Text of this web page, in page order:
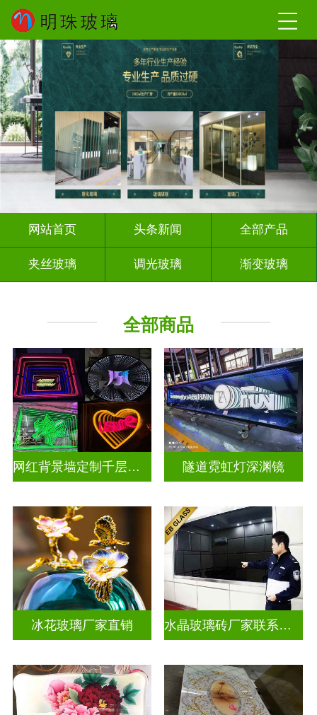
网站首页 头条新闻 全部产品
夹丝玻璃 调光玻璃 渐变玻璃
其它玻璃
全部商品
网红背景墙定制千层镜深渊镜 隧道霓虹灯深渊镜
冰花玻璃厂家直销 水晶玻璃砖厂家联系方式